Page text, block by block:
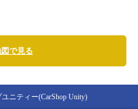
で見る
ニティー(CarShop Unity)